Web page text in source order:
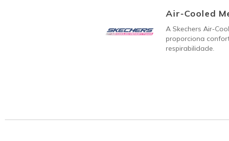
Air-Cooled
A Skechers Air-
proporciona
respirabilidade.